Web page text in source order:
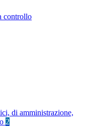
controllo
di amministrazione,
2